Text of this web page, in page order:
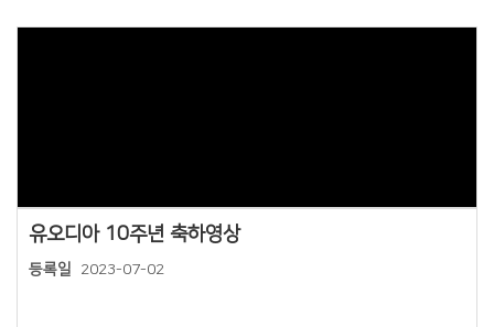
유오디아 10주년 축하영상
등록일 2023-07-02